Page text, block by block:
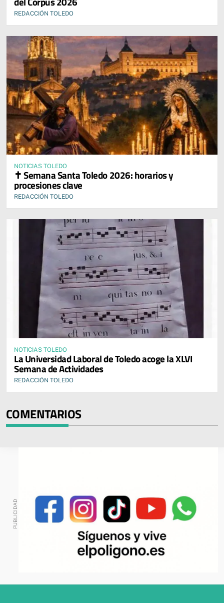
REDACCIÓN TOLEDO
NOTICIAS TOLEDO
✝️ Semana Santa Toledo 2026: horarios y
procesiones clave
REDACCIÓN TOLEDO
NOTICIAS TOLEDO
La Universidad Laboral de Toledo acoge la XLVI
Semana de Actividades
REDACCIÓN TOLEDO
COMENTARIOS